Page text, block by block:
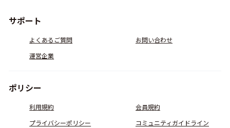
サポート
よくあるご質問
お問い合わせ
運営企業
ポリシー
利用規約
会員規約
プライバシーポリシー
コミュニティガイドライン